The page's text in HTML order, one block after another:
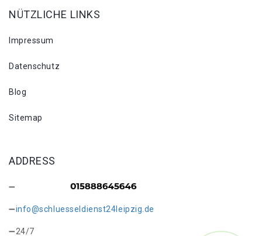
NÜTZLICHE LINKS
Impressum
Datenschutz
Blog
Sitemap
ADDRESS
info@schluesseldienst24leipzig.de
24/7